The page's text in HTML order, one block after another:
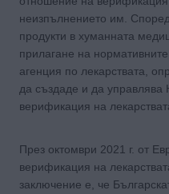
неизпълнението им.
продукти в хуманната
прилагане на
агенция по лекарствата,
да създаде и да управлява
верификация на
През октомври 2021 г. от
верификация на
заключение е, че